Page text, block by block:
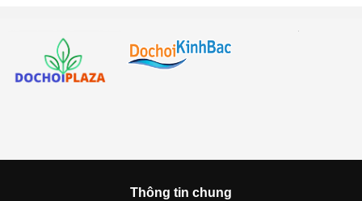
Thông tin chung